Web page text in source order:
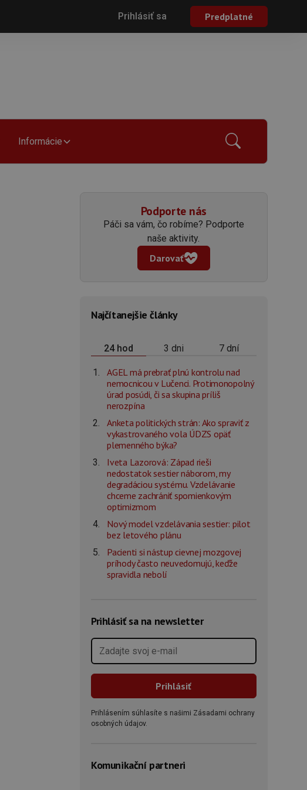
Prihlásiť sa Predplatné
Informácie
Podporte nás
Páči sa vám, čo robíme? Podporte
naše aktivity.
Darovať
Najčítanejšie články
24 hod 3 dni 7 dní
AGEL má prebrať plnú kontrolu nad
nemocnicou v Lučenci. Protimonopolný
úrad posúdi, či sa skupina príliš
nerozpína
Anketa politických strán: Ako spraviť z
vykastrovaného vola ÚDZS opäť
plemenného býka?
Iveta Lazorová: Západ rieši
nedostatok sestier náborom, my
degradáciou systému. Vzdelávanie
chceme zachrániť spomienkovým
optimizmom
Nový model vzdelávania sestier: pilot
bez letového plánu
Pacienti si nástup cievnej mozgovej
príhody často neuvedomujú, keďže
spravidla nebolí
Prihlásiť sa na newsletter
Prihlásením súhlasíte s našimi Zásadami ochrany
osobných údajov.
Komunikační partneri